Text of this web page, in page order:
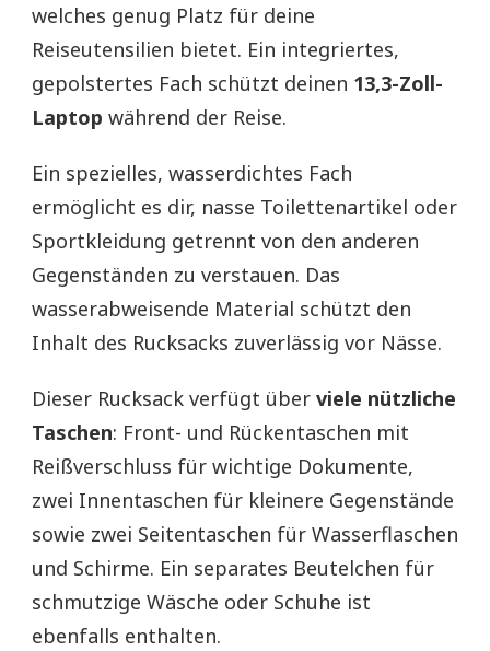
welches genug Platz für deine
Reiseutensilien bietet. Ein integriertes,
gepolstertes Fach schützt deinen 13,3-Zoll-
Laptop während der Reise.
Ein spezielles, wasserdichtes Fach
ermöglicht es dir, nasse Toilettenartikel oder
Sportkleidung getrennt von den anderen
Gegenständen zu verstauen. Das
wasserabweisende Material schützt den
Inhalt des Rucksacks zuverlässig vor Nässe.
Dieser Rucksack verfügt über viele nützliche
Taschen: Front- und Rückentaschen mit
Reißverschluss für wichtige Dokumente,
zwei Innentaschen für kleinere Gegenstände
sowie zwei Seitentaschen für Wasserflaschen
und Schirme. Ein separates Beutelchen für
schmutzige Wäsche oder Schuhe ist
ebenfalls enthalten.